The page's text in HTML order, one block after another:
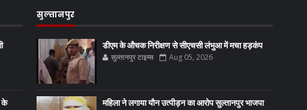
के
सुल्तानपुर
डीएम के औचक निरीक्षण से सीएचसी लंभुआ में मचा हड़कंप
सुल्तानपुर टाइम्स Aug 05, 2026
महिला ने लगाया यौन उत्पीड़न का आरोप सुल्तानपुर भाजपा